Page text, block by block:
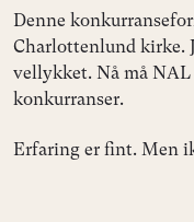
Denne
Charlottenlund kirke.
vellykket. Nå må NAL
konkurranser.
Erfaring er fint. Men